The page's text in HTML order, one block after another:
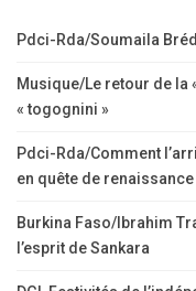
Pdci-Rda/Soumaila
Musique/Le retour de la
« togognini »
Pdci-Rda/Comment
en quête de renaissance
Burkina Faso/Ibrahim
l’esprit de Sankara